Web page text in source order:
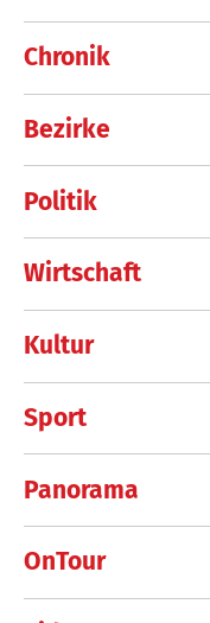
Chronik
Bezirke
Politik
Wirtschaft
Kultur
Sport
Panorama
OnTour